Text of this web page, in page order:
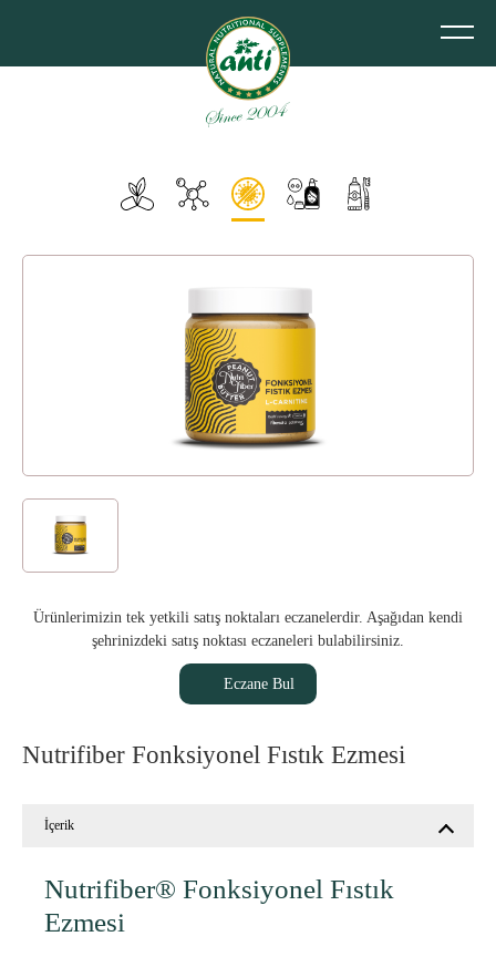
Ürünlerimizin tek yetkili satış noktaları eczanelerdir. Aşağıdan kendi
şehrinizdeki satış noktası eczaneleri bulabilirsiniz.
Eczane Bul
Nutrifiber Fonksiyonel Fıstık Ezmesi
İçerik
Nutrifiber® Fonksiyonel Fıstık
Ezmesi